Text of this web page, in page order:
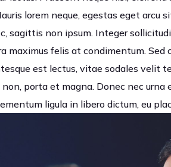
lorem neque, egestas eget arcu
sagittis non ipsum. Integer
maximus felis at condimentum. Sed
est lectus, vitae sodales velit
porta et magna. Donec nec urna
ligula in libero dictum, eu